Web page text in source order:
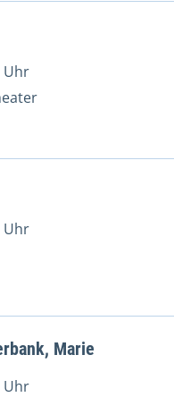
Uhr
Uhr
Marie
Uhr